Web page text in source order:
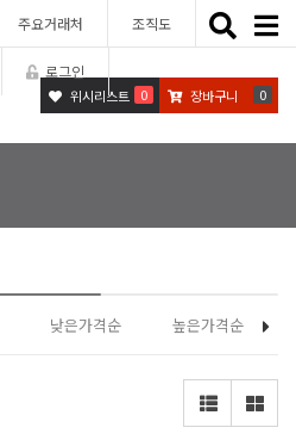
주요거래처 조직도
로그인
Toggle
위시리스트 0 장바구니 0
낮은가격순 높은가격순